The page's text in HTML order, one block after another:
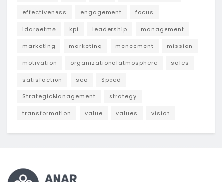
effectiveness engagement focus
idarəetmə kpi leadership management
marketing marketinq menecment mission
motivation organizationalatmosphere sales
satisfaction seo Speed
StrategicManagement strategy
transformation value values vision